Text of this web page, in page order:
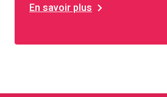
En savoir plus